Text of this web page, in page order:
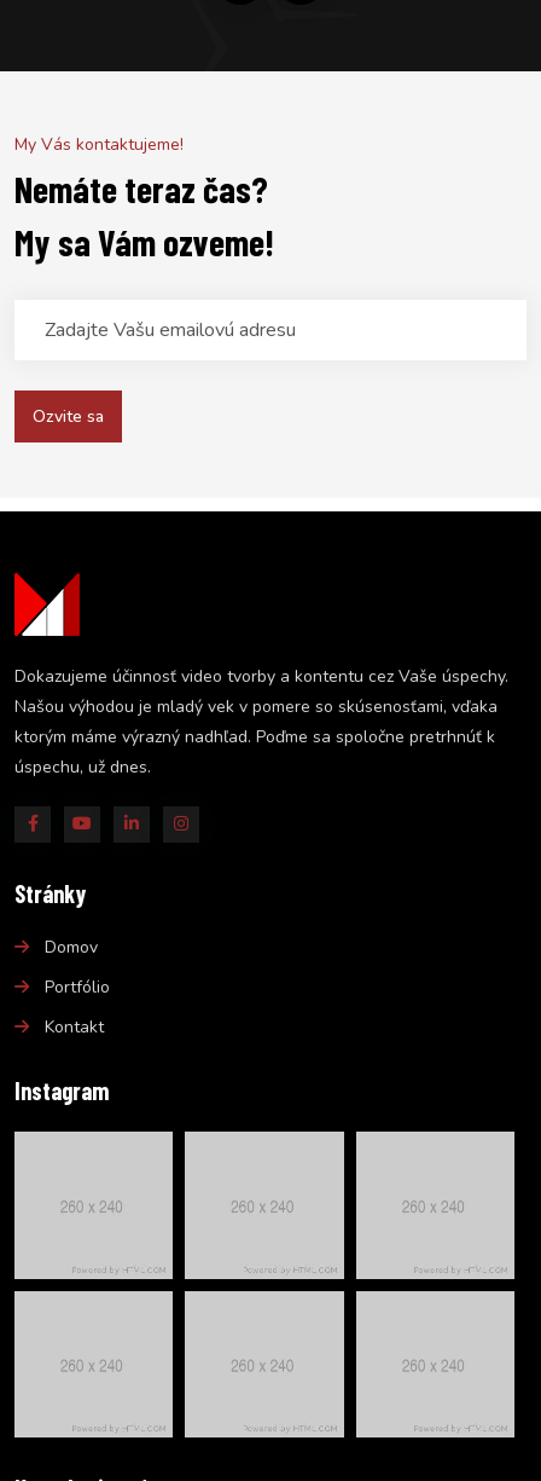
My Vás kontaktujeme!
Nemáte teraz čas?
My sa Vám ozveme!
Ozvite sa
Dokazujeme účinnosť video tvorby a kontentu cez Vaše úspechy.
Našou výhodou je mladý vek v pomere so skúsenosťami, vďaka
ktorým máme výrazný nadhľad. Poďme sa spoločne pretrhnúť k
úspechu, už dnes.
Stránky
Domov
Portfólio
Kontakt
Instagram